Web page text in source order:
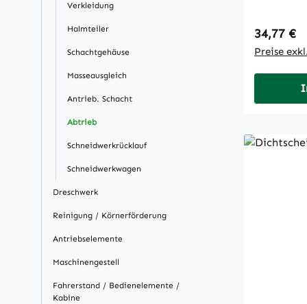
Verkleidung
Halmteiler
Schachtgehäuse
Masseausgleich
Antrieb. Schacht
Abtrieb
Schneidwerkrücklauf
Schneidwerkwagen
Dreschwerk
Reinigung / Körnerförderung
Antriebselemente
Maschinengestell
Fahrerstand / Bedienelemente /
Kabine
34,77 €
Preise